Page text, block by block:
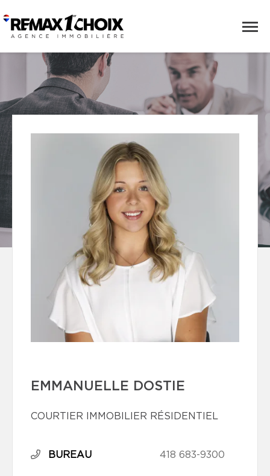
EMMANUELLE DOSTIE
COURTIER IMMOBILIER RÉSIDENTIEL
BUREAU 418 683-9300